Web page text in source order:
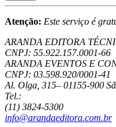
Atenção: Este serviço é
ARANDA EDITORA
CNPJ: 55.922.157.0001-66
ARANDA EVENTOS E
CNPJ: 03.598.920/0001-41
Al. Olga, 315– 01155-900
Tel.:
(11) 3824-5300
info@arandaeditora.com.br